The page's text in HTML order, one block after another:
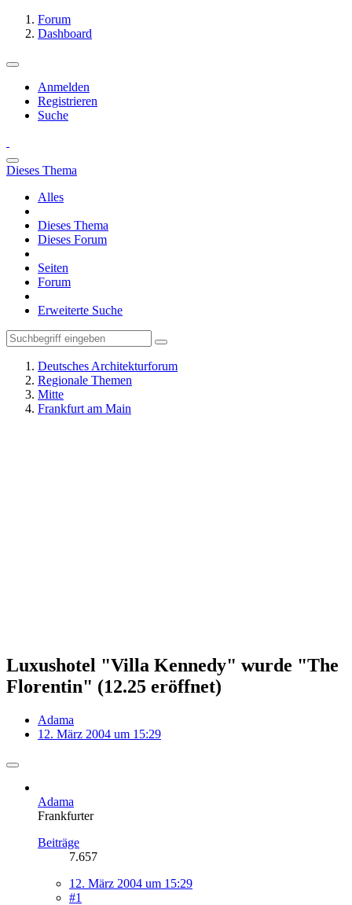
Forum
Dashboard
Anmelden
Registrieren
Suche
Dieses Thema
Alles
Dieses Thema
Dieses Forum
Seiten
Forum
Erweiterte Suche
Deutsches Architekturforum
Regionale Themen
Mitte
Frankfurt am Main
Luxushotel "Villa Kennedy" wurde "The
Florentin" (12.25 eröffnet)
Adama
12. März 2004 um 15:29
Adama
Frankfurter
Beiträge
7.657
12. März 2004 um 15:29
#1